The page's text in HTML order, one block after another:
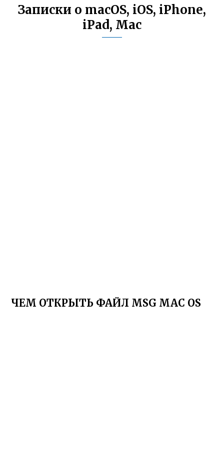
Записки о macOS, iOS, iPhone,
iPad, Mac
ЧЕМ ОТКРЫТЬ ФАЙЛ MSG MAC OS